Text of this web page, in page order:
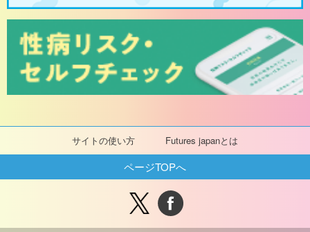
サイトの使い方 Futures japanとは
ページTOPへ